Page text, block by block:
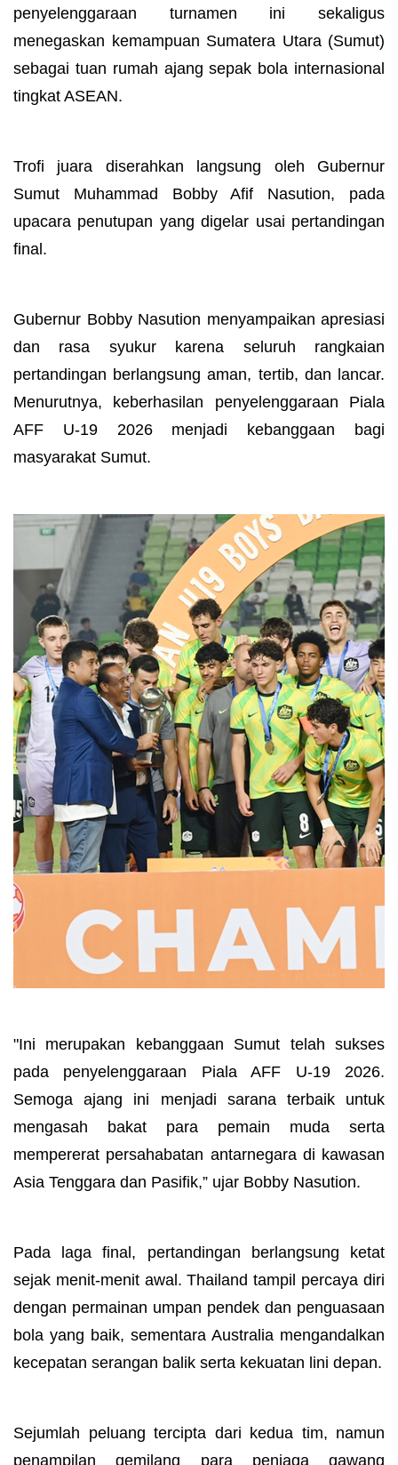
penyelenggaraan turnamen ini sekaligus
menegaskan kemampuan Sumatera Utara (Sumut)
sebagai tuan rumah ajang sepak bola internasional
tingkat ASEAN.
Trofi juara diserahkan langsung oleh Gubernur
Sumut Muhammad Bobby Afif Nasution, pada
upacara penutupan yang digelar usai pertandingan
final.
Gubernur Bobby Nasution menyampaikan apresiasi
dan rasa syukur karena seluruh rangkaian
pertandingan berlangsung aman, tertib, dan lancar.
Menurutnya, keberhasilan penyelenggaraan Piala
AFF U-19 2026 menjadi kebanggaan bagi
masyarakat Sumut.
"Ini merupakan kebanggaan Sumut telah sukses
pada penyelenggaraan Piala AFF U-19 2026.
Semoga ajang ini menjadi sarana terbaik untuk
mengasah bakat para pemain muda serta
mempererat persahabatan antarnegara di kawasan
Asia Tenggara dan Pasifik,” ujar Bobby Nasution.
Pada laga final, pertandingan berlangsung ketat
sejak menit-menit awal. Thailand tampil percaya diri
dengan permainan umpan pendek dan penguasaan
bola yang baik, sementara Australia mengandalkan
kecepatan serangan balik serta kekuatan lini depan.
Sejumlah peluang tercipta dari kedua tim, namun
penampilan gemilang para penjaga gawang